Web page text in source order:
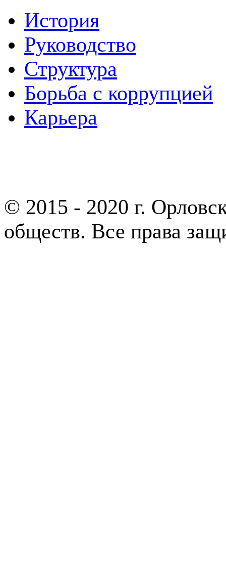
История
Руководство
Структура
Борьба с коррупцией
Карьера
© 2015 - 2020 г.
обществ. Все права